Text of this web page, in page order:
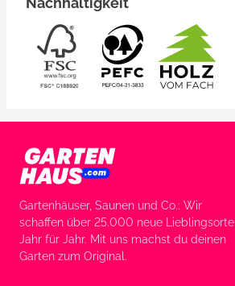
Gartenhäuser, Saunen und Co.: Wir
schaffen über 25.000 neue Lieblingsorte
Jahr für Jahr. Mit uns machst du deinen
Garten zum Original.